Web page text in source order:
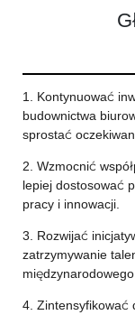
1. Kontynuować
budownictwa
sprostać
2. Wzmocnić
lepiej dostosować
pracy i innowacji.
3. Rozwijać
zatrzymywanie
4. Zintensyfikować